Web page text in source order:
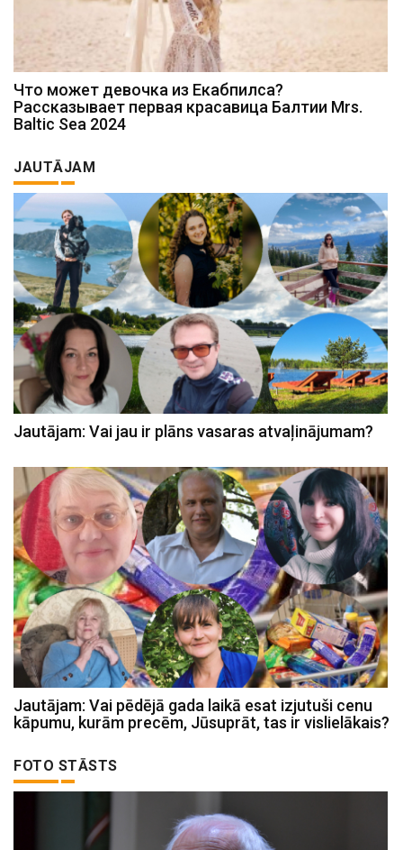
Что может девочка из Екабпилса?
Рассказывает первая красавица Балтии Mrs.
Baltic Sea 2024
JAUTĀJAM
Jautājam: Vai jau ir plāns vasaras atvaļinājumam?
Jautājam: Vai pēdējā gada laikā esat izjutuši cenu
kāpumu, kurām precēm, Jūsuprāt, tas ir vislielākais?
FOTO STĀSTS